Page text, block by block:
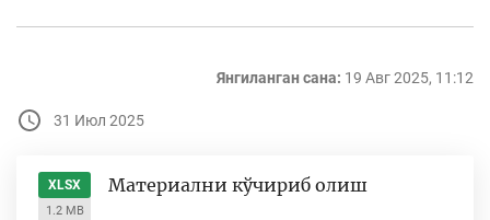
Янгиланган сана: 19 Авг 2025, 11:12
31 Июл 2025
XLSX
1.2 MB
Материални кўчириб олиш